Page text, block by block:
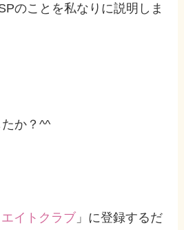
のことを私なりに説明しま
か？^^
イトクラブ 」に登録するだ